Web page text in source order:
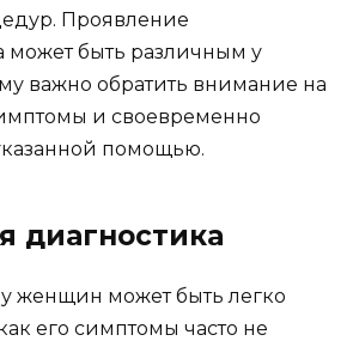
Проявление
может быть различным у
важно обратить внимание на
и своевременно
помощью.
диагностика
женщин может быть легко
его симптомы часто не